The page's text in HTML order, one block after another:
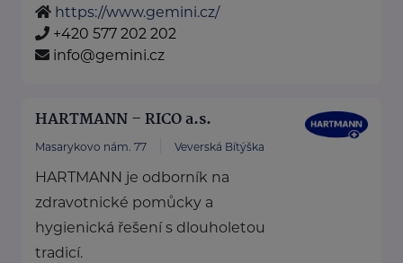
https://www.gemini.cz/
+420 577 202 202
info@gemini.cz
HARTMANN – RICO a.s.
Masarykovo nám. 77 Veverská Bítýška
HARTMANN je odborník na
zdravotnické pomůcky a
hygienická řešení s dlouholetou
tradicí.